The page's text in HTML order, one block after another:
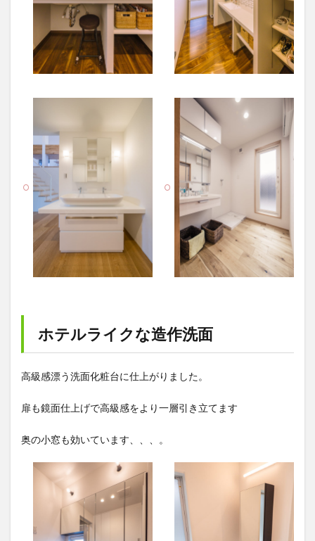
ホテルライクな造作洗面
高級感漂う洗面化粧台に仕上がりました。
扉も鏡面仕上げで高級感をより一層引き立てます
奥の小窓も効いています、、、。